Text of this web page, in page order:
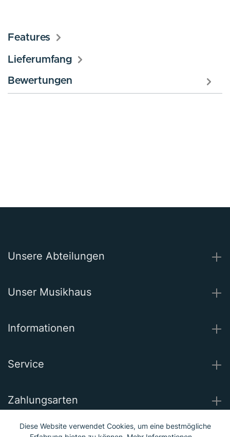
Features
Lieferumfang
Bewertungen
Unsere Abteilungen
Unser Musikhaus
Informationen
Service
Zahlungsarten
Diese Website verwendet Cookies, um eine bestmögliche